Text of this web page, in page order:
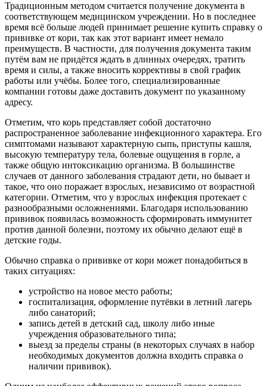
Традиционным методом считается получение документа в
соответствующем медицинском учреждении. Но в последнее
время всё больше людей принимает решение купить справку о
прививке от кори, так как этот вариант имеет немало
преимуществ. В частности, для получения документа таким
путём вам не придётся ждать в длинных очередях, тратить
время и силы, а также вносить коррективы в свой график
работы или учёбы. Более того, специализированные
компании готовы даже доставить документ по указанному
адресу.
Отметим, что корь представляет собой достаточно
распространенное заболевание инфекционного характера. Его
симптомами называют характерную сыпь, приступы кашля,
высокую температуру тела, болевые ощущения в горле, а
также общую интоксикацию организма. В большинстве
случаев от данного заболевания страдают дети, но бывает и
такое, что оно поражает взрослых, независимо от возрастной
категории. Отметим, что у взрослых инфекция протекает с
разнообразными осложнениями. Благодаря использованию
прививок появилась возможность сформировать иммунитет
против данной болезни, поэтому их обычно делают ещё в
детские годы.
Обычно справка о прививке от кори может понадобиться в
таких ситуациях:
устройство на новое место работы;
госпитализация, оформление путёвки в летний лагерь
либо санаторий;
запись детей в детский сад, школу либо иные
учреждения образовательного типа;
выезд за пределы страны (в некоторых случаях в набор
необходимых документов должна входить справка о
наличии прививок).